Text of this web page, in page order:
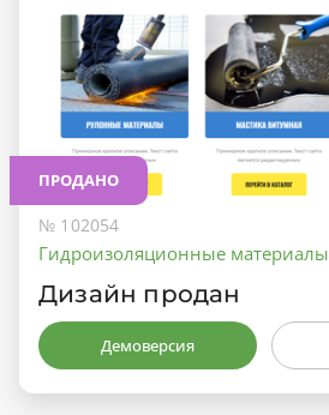
ПРОДАНО
№ 102054
Гидроизоляционные материалы
Дизайн продан
Демоверсия